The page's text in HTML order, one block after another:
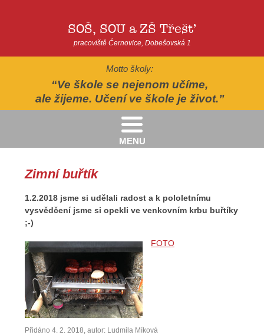
MENU
Motto školy:
Ve škole se nejenom učíme,
ale žijeme. Učení ve škole je život.
SOŠ, SOU a ZŠ Třešť
pracoviště Černovice, Dobešovská 1
Zimní buřtík
1.2.2018 jsme si udělali radost a k pololetnímu
vysvědčení jsme si opekli ve venkovním krbu buřtíky
;-)
FOTO
Přidáno 4. 2. 2018, autor: Ludmila Míková